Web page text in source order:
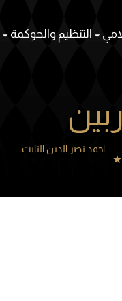
التنظيم والحوكمة
احمد نصر الدين التابت